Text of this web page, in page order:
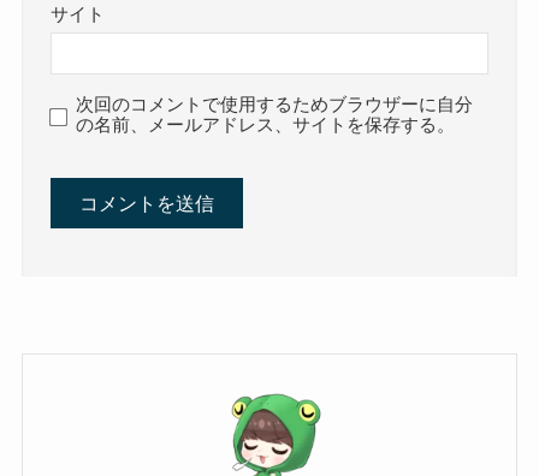
サイト
次回のコメントで使用するためブラウザーに自分
の名前、メールアドレス、サイトを保存する。